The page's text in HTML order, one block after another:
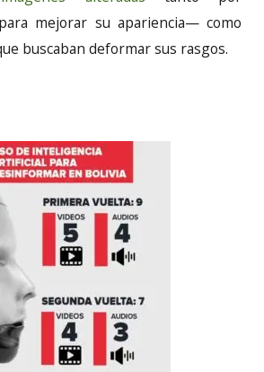
mejorar su apariencia— como
buscaban deformar sus rasgos.